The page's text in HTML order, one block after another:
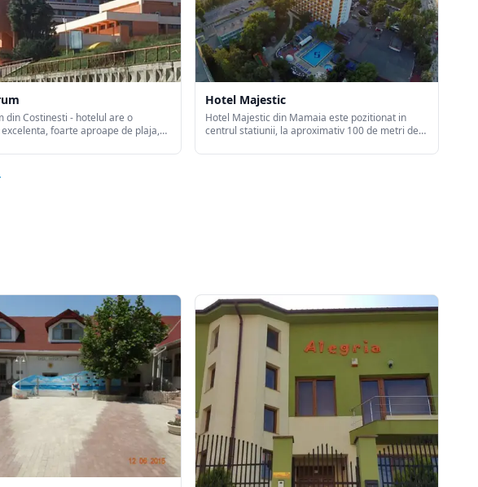
din Costinesti - hotelul are o
foarte aproape de plaja,
tip de turisti.
Hotel Majestic
Hotel Majestic din Mamaia este pozitionat in
centrul statiunii, la aproximativ 100 de metri de
dispune de spatii de restaurante cu diverse